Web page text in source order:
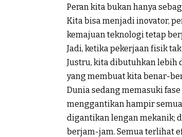
Peran kita bukan hanya
Kita bisa menjadi inovator,
kemajuan teknologi tetap
Jadi, ketika pekerjaan fisik
Justru, kita dibutuhkan lebih
yang membuat kita benar-
Dunia sedang memasuki
menggantikan hampir
digantikan lengan mekanik;
berjam-jam. Semua terlihat